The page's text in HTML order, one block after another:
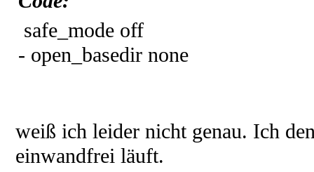
safe_mode off
- open_basedir none
weiß ich leider nicht genau. Ich
einwandfrei läuft.